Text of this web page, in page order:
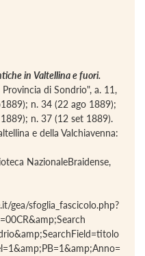
in Valtellina e fuori.
Provincia di Sondrio", a. 11,
n. 34 (22 ago 1889);
n. 37 (12 set 1889).
e della Valchiavenna:
NazionaleBraidense,
gea/sfoglia_fascicolo.php?